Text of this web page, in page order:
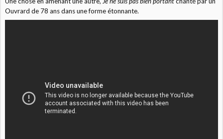
Ouvrard de 78 ans dans une forme étonnante.